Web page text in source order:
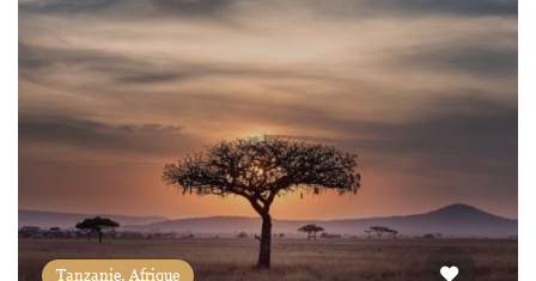
Tanzanie, Afrique